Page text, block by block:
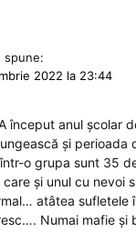
spune:
2022 la 23:44
început anul școlar
și perioada
o grupa sunt 35
și unul cu nevoi
atâtea sufletele
Numai mafie și